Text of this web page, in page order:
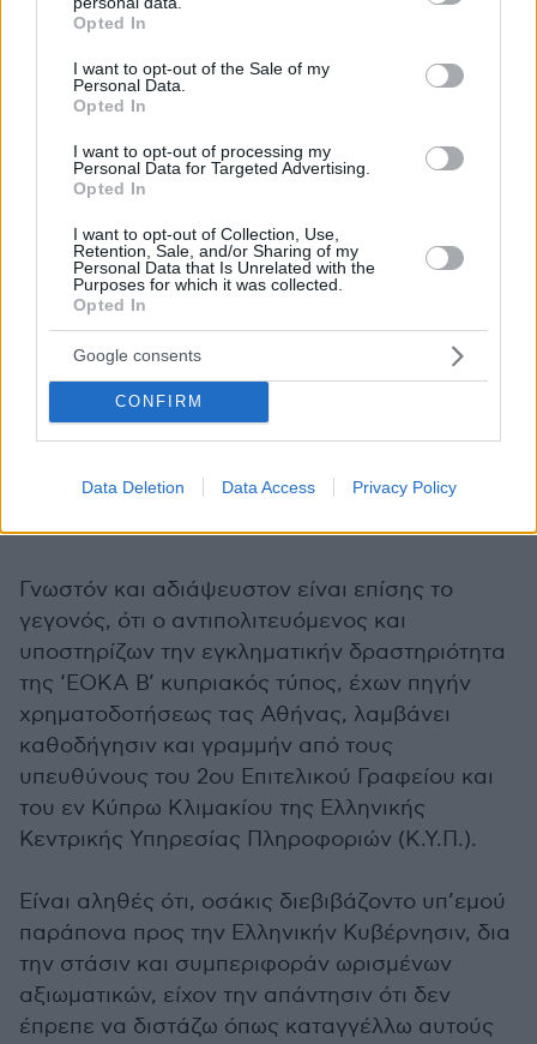
grant or deny consent to Google and its third-party tags to
use your data for below specified purposes in below Google
consent section.
Opted In
I want to opt-out of the Sale of my
Personal Data.
Opted In
I want to opt-out of processing my
Personal Data for Targeted Advertising.
Opted In
I want to opt-out of Collection, Use,
Retention, Sale, and/or Sharing of my
Personal Data that Is Unrelated with the
Purposes for which it was collected.
Opted In
Google consents
CONFIRM
Data Deletion Data Access Privacy Policy
να στηριχθή επί λογικής βάσεως.
Αλλ’ αδιάψευστον πραγματικότητα αποτελεί η
υποστήριξις της ‘ΕΟΚΑ Β’ υπό Ελλήνων
αξιωματικών.
στρατόπεδα της Εθνικής Φρουράς και οι
πλησίον αυτών χώροι κατακοσμούνται με
συνθήματα υπέρ του Γρίβα και της ‘ΕΟΚΑ Β’,
ως και με συνθήματα κατά της Κυπριακής
Κυβερνήσεως, και ιδιαιτέρως κατ’εμού.
Εντός των στρατοπέδων της Εθνικής Φρουράς,
Ελλήνων αξιωματικών προπαγάνδα υπέρ της
‘ΕΟΚΑ Β’.
Γνωστόν και αδιάψευστον είναι επίσης το
γεγονός, ότι ο αντιπολιτευόμενος και
υποστηρίζων την εγκληματικήν δραστηριότητα
της ‘ΕΟΚΑ Β’ κυπριακός τύπος, έχων πηγήν
χρηματοδοτήσεως τας Αθήνας, λαμβάνει
καθοδήγησιν και γραμμήν από τους
υπευθύνους του 2ου Επιτελικού Γραφείου και
του εν Κύπρω Κλιμακίου της Ελληνικής
Κεντρικής Υπηρεσίας Πληροφοριών (Κ.Υ.Π.).
Είναι αληθές ότι, οσάκις διεβιβάζοντο υπ’εμού
παράπονα προς την Ελληνικήν Κυβέρνησιν, δια
την στάσιν και συμπεριφοράν ωρισμένων
αξιωματικών, είχον την απάντησιν ότι δεν
έπρεπε να διστάζω όπως καταγγέλλω αυτούς